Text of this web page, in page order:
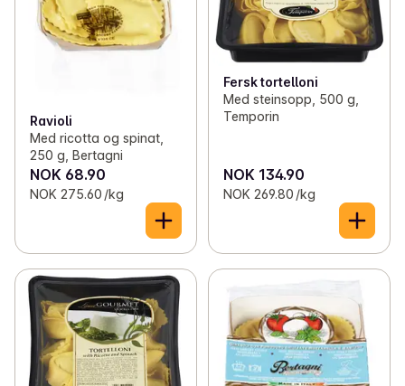
Ravioli
Med ricotta og spinat,
250 g, Bertagni
NOK 68.90
NOK 275.60 /kg
Fersk tortelloni
Med steinsopp, 500 g,
Temporin
NOK 134.90
NOK 269.80 /kg